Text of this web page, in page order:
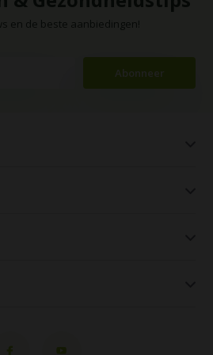
en de beste aanbiedingen!
Abonneer